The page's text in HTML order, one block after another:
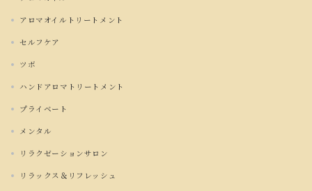
アロマオイルトリートメント
セルフケア
ツボ
ハンドアロマトリートメント
プライベート
メンタル
リラクゼーションサロン
リラックス＆リフレッシュ